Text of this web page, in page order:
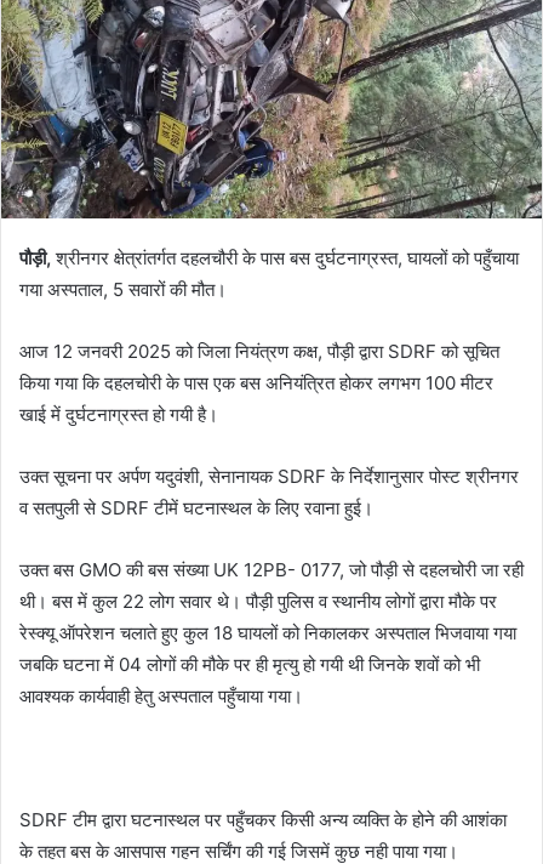
m
a
i
पौड़ी, श्रीनगर क्षेत्रांतर्गत दहलचौरी के पास बस दुर्घटनाग्रस्त, घायलों को पहुँचाया
गया अस्पताल, 5 सवारों की मौत।
आज 12 जनवरी 2025 को जिला नियंत्रण कक्ष, पौड़ी द्वारा SDRF को सूचित
किया गया कि दहलचोरी के पास एक बस अनियंत्रित होकर लगभग 100 मीटर
खाई में दुर्घटनाग्रस्त हो गयी है।
उक्त सूचना पर अर्पण यदुवंशी, सेनानायक SDRF के निर्देशानुसार पोस्ट श्रीनगर
व सतपुली से SDRF टीमें घटनास्थल के लिए रवाना हुई।
उक्त बस GMO की बस संख्या UK 12PB- 0177, जो पौड़ी से दहलचोरी जा रही
थी। बस में कुल 22 लोग सवार थे। पौड़ी पुलिस व स्थानीय लोगों द्वारा मौके पर
रेस्क्यू ऑपरेशन चलाते हुए कुल 18 घायलों को निकालकर अस्पताल भिजवाया गया
जबकि घटना में 04 लोगों की मौके पर ही मृत्यु हो गयी थी जिनके शवों को भी
आवश्यक कार्यवाही हेतु अस्पताल पहुँचाया गया।
SDRF टीम द्वारा घटनास्थल पर पहुँचकर किसी अन्य व्यक्ति के होने की आशंका
के तहत बस के आसपास गहन सर्चिंग की गई जिसमें कुछ नही पाया गया।